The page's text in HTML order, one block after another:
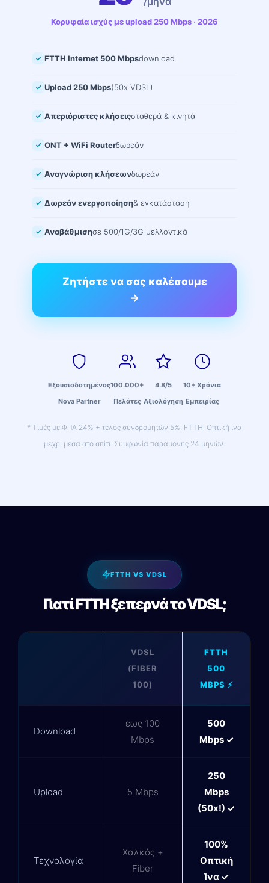
Κορυφαία ισχύς με upload 250 Mbps · 2026
FTTH Internet 500 Mbpsdownload
Upload 250 Mbps(50x VDSL)
Απεριόριστες κλήσειςσταθερά & κινητά
ONT + WiFi Routerδωρεάν
Αναγνώριση κλήσεωνδωρεάν
Δωρεάν ενεργοποίηση& εγκατάσταση
Αναβάθμισησε 500/1G/3G μελλοντικά
Ζητήστε να σας καλέσουμε
→
Εξουσιοδοτημένος
Nova Partner
100.000+
Πελάτες
4.8/5
Αξιολόγηση
10+ Χρόνια
Εμπειρίας
* Τιμές με ΦΠΑ 24% + τέλος συνδρομητών 5%. FTTH: Οπτική ίνα
μέχρι μέσα στο σπίτι. Συμφωνία παραμονής 24 μηνών.
FTTH VS VDSL
Γιατί FTTH ξεπερνά το VDSL;
VDSL
(FIBER
100)
FTTH
500
MBPS ⚡
Download
έως 100
Mbps
500
Mbps ✓
Upload 5 Mbps
250
Mbps
(50x!) ✓
Τεχνολογία
Χαλκός +
Fiber
100%
Οπτική
Ίνα ✓